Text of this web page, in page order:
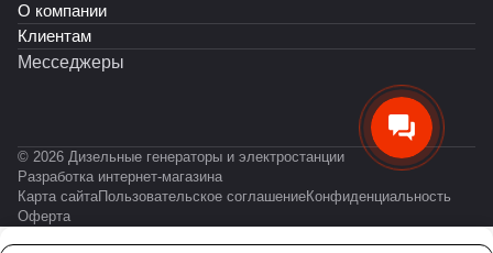
О компании
Клиентам
Месседжеры
© 2026 Дизельные генераторы и электростанции
Разработка интернет-магазина
Карта сайтаПользовательское соглашениеКонфиденциальность
Оферта